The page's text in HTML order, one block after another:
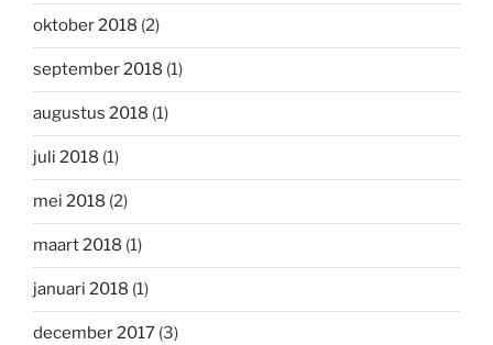
oktober 2018 (2)
september 2018 (1)
augustus 2018 (1)
juli 2018 (1)
mei 2018 (2)
maart 2018 (1)
januari 2018 (1)
december 2017 (3)